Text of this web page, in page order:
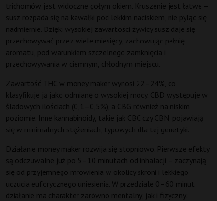
trichomów jest widoczne gołym okiem. Kruszenie jest łatwe –
susz rozpada się na kawałki pod lekkim naciskiem, nie pyląc się
nadmiernie. Dzięki wysokiej zawartości żywicy susz daje się
przechowywać przez wiele miesięcy, zachowując pełnię
aromatu, pod warunkiem szczelnego zamknięcia i
przechowywania w ciemnym, chłodnym miejscu.
Zawartość THC w money maker wynosi 22–24%, co
klasyfikuje ją jako odmianę o wysokiej mocy. CBD występuje w
śladowych ilościach (0,1–0,5%), a CBG również na niskim
poziomie. Inne kannabinoidy, takie jak CBC czy CBN, pojawiają
się w minimalnych stężeniach, typowych dla tej genetyki.
Działanie money maker rozwija się stopniowo. Pierwsze efekty
są odczuwalne już po 5–10 minutach od inhalacji – zaczynają
się od przyjemnego mrowienia w okolicy skroni i lekkiego
uczucia euforycznego uniesienia. W przedziale 0–60 minut
działanie ma charakter zarówno mentalny, jak i fizyczny: